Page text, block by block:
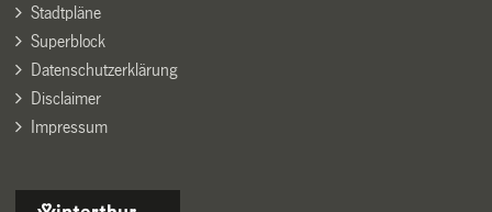
Stadtpläne
Superblock
Datenschutzerklärung
Disclaimer
Impressum